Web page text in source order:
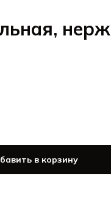
нерж
в корзину